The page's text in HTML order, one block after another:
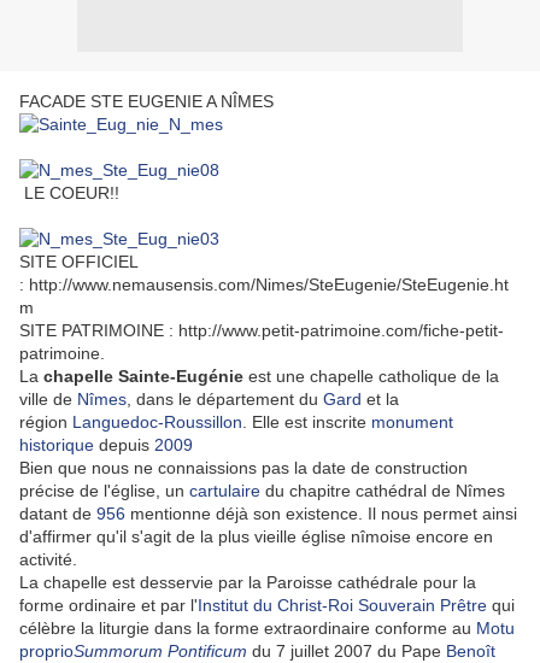
FACADE STE EUGENIE A NÎMES
LE COEUR!!
SITE OFFICIEL
: http://www.nemausensis.com/Nimes/SteEugenie/SteEugenie.ht
m
SITE PATRIMOINE : http://www.petit-patrimoine.com/fiche-petit-
patrimoine.
La chapelle Sainte-Eugénie est une chapelle catholique de la
ville de Nîmes , dans le département du Gard et la
région Languedoc-Roussillon . Elle est inscrite monument
historique depuis 2009
Bien que nous ne connaissions pas la date de construction
précise de l'église, un cartulaire du chapitre cathédral de Nîmes
datant de 956 mentionne déjà son existence. Il nous permet ainsi
d'affirmer qu'il s'agit de la plus vieille église nîmoise encore en
activité.
La chapelle est desservie par la Paroisse cathédrale pour la
forme ordinaire et par l'Institut du Christ-Roi Souverain Prêtre qui
célèbre la liturgie dans la forme extraordinaire conforme au Motu
proprioSummorum Pontificum du 7 juillet 2007 du Pape Benoît